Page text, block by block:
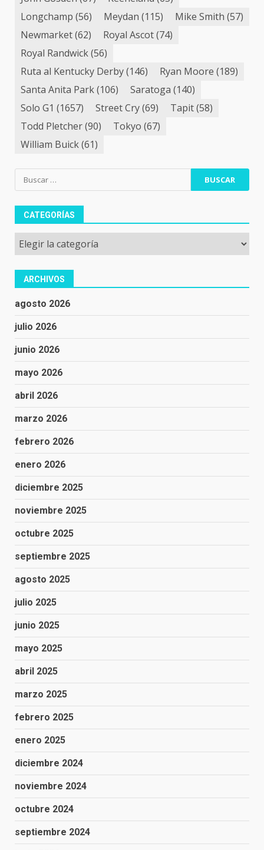
Longchamp (56) Meydan (115) Mike Smith (57)
Newmarket(62) Royal Ascot(74)
Royal Randwick(56)
Ruta al Kentucky Derby(146) Ryan Moore (189)
Santa Anita Park(106) Saratoga (140)
Solo G1 (1657) Street Cry(69) Tapit(58)
Todd Pletcher(90) Tokyo (67)
William Buick(61)
Buscar:
CATEGORÍAS
Categorías
ARCHIVOS
agosto 2026
julio 2026
junio 2026
mayo 2026
abril 2026
marzo 2026
febrero 2026
enero 2026
diciembre 2025
noviembre 2025
octubre 2025
septiembre 2025
agosto 2025
julio 2025
junio 2025
mayo 2025
abril 2025
marzo 2025
febrero 2025
enero 2025
diciembre 2024
noviembre 2024
octubre 2024
septiembre 2024